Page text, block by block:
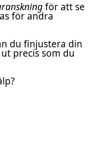
för att se
för andra
du finjustera din
precis som du